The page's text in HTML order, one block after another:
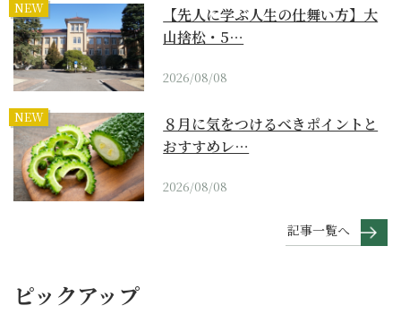
NEW
【先人に学ぶ人生の仕舞い方】大
山捨松・5…
2026/08/08
NEW
８月に気をつけるべきポイントと
おすすめレ…
2026/08/08
記事一覧へ
ピックアップ